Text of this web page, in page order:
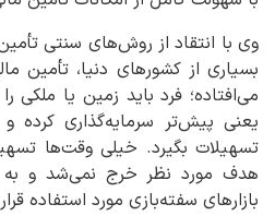
وی با انتقاد از روش‌های سنتی
بسیاری از کشورهای دنیا، تأمین
می‌افتاده؛ فرد باید زمین یا ملکی
یعنی پیش‌تر سرمایه‌گذاری کرده و
تسهیلات بگیرد. خیلی وقت‌ها
هدف مورد نظر خرج نمی‌شد و به
بازارهای سفته‌بازی مورد استفاده